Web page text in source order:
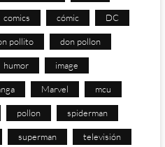
comics cómic DC
pollito don pollon
humor image
Marvel mcu
pollon spiderman
superman televisión